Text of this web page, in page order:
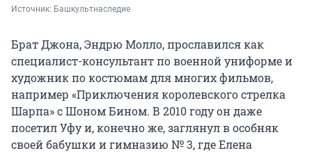
Источник: Башкультнаследие
Брат Джона, Эндрю Молло, прославился как
специалист-консультант по военной униформе и
художник по костюмам для многих фильмов,
например «Приключения королевского стрелка
Шарпа» с Шоном Бином. В 2010 году он даже
посетил Уфу и, конечно же, заглянул в особняк
своей бабушки и гимназию № 3, где Елена